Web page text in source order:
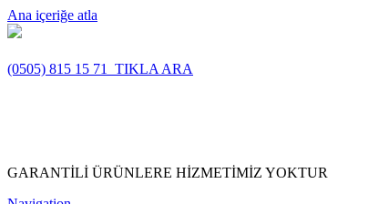
Ana içeriğe atla
(0505) 815 15 71 TIKLA ARA
GARANTİLİ ÜRÜNLERE HİZMETİMİZ YOKTUR